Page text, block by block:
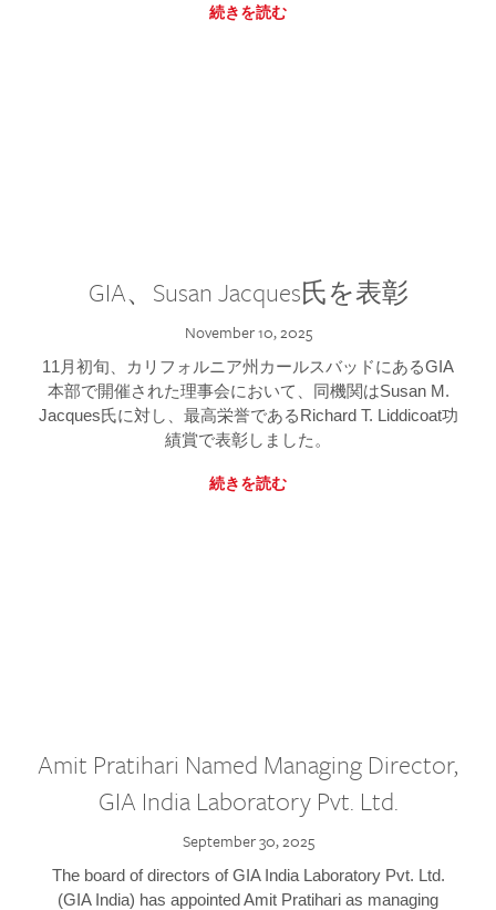
続きを読む
GIA、Susan Jacques氏を表彰
November 10, 2025
11月初旬、カリフォルニア州カールスバッドにあるGIA
本部で開催された理事会において、同機関はSusan M.
Jacques氏に対し、最高栄誉であるRichard T. Liddicoat功
績賞で表彰しました。
続きを読む
Amit Pratihari Named Managing Director,
GIA India Laboratory Pvt. Ltd.
September 30, 2025
The board of directors of GIA India Laboratory Pvt. Ltd.
(GIA India) has appointed Amit Pratihari as managing